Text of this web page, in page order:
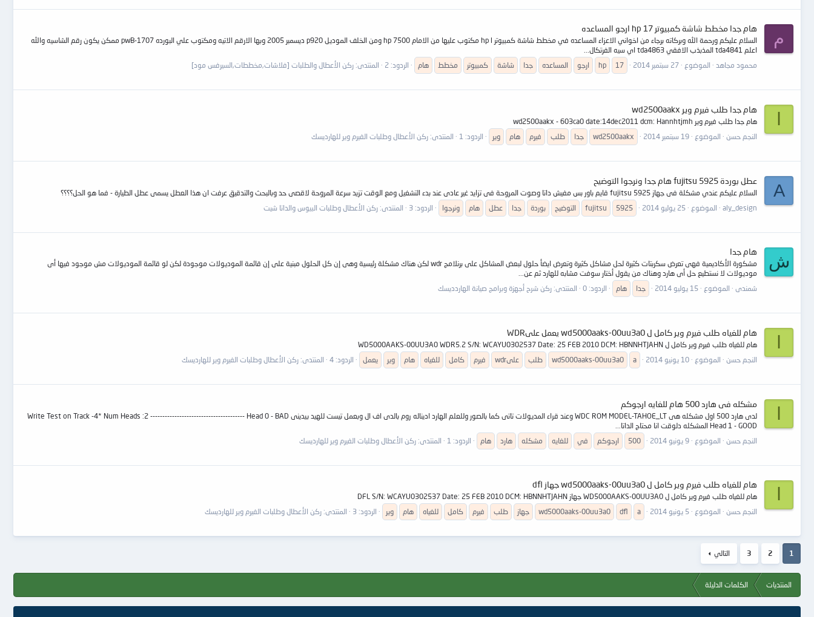
م
هام جدا مخطط شاشة كمبيوتر hp 17 ارجو المساعده
السلام عليكم ورحمة الله وبركاته برجاء من اخواني الاعزاء المساعده في مخطط شاشة كمبيوتر hp l مكتوب عليها من الامام hp 7500 ومن الخلف الموديل p920 ديسمبر 2005 وبها الارقم الاتيه ومكتوب علي البورده pwB-1707 ممكن يكون رقم الشاسيه والله
اعلم tda4841 المذبذب الافقي tda4863 اي سيه الفرتكال...
محمود مجاهد
الموضوع 27 سبتمبر 2014 17
hp ارجو المساعده جدا شاشة كمبيوتر مخطط هام الردود: 2 المنتدى: ركن الأعطال والطلبات [فلاشات,مخططات,السيرفس مود]
هام جدا طلب فيرم وير wd2500aakx
هام جدا طلب فيرم وير wd2500aakx - 603ca0 date:14dec2011 dcm: Hannhtjmh
النجم حسن
الموضوع 19 سبتمبر 2014 wd2500aakx جدا طلب فيرم هام وير الردود: 1 المنتدى: ركن الأعطال وطلبات الفيرم وير للهارديسك
A
عطل بوردة fujitsu 5925 هام جدا ونرجوا التوضيح
السلام عليكم عندي مشكلة فى جهاز fujitsu 5925 قايم باور بس مفيش داتا وصوت المروحة فى تزايد غير عادى عند بدء التشغيل ومع الوقت تزيد سرعة المروحة لاقصى حد وبالبحث والتدقيق عرفت ان هذا العطل يسمى عطل الطيارة - فما هو الحل؟؟؟؟
aly_design
الموضوع 25 يوليو 2014 5925
fujitsu التوضيح بوردة جدا عطل هام ونرجوا الردود: 3 المنتدى: ركن الأعطال وطلبات البيوس والداتا شيت
ش
هام جدا
مشكورة الأكاديمية فهى تعرض سكربتات كثيرة لحل مشاكل كثيرة وتعرض ايضأ حلول لبعض المشاكل على برنلامج wdr لكن هناك مشكلة رئيسية وهى إن كل الحلول مبنية على إن قائمة الموديولات موجودة لكن لو قائمة الموديولات مش موجود فيها أى
موديولات لا نستطيع حل أى هارد وهناك من يقول أختار سوفت مشابه للهارد ثم عن...
شمندى
الموضوع 15 يوليو 2014 جدا هام الردود: 0 المنتدى: ركن شرح أجهزة وبرامج صيانة الهاردديسك
هام للغياه طلب فيرم وير كامل ل wd5000aaks-00uu3a0 يعمل علىWDR
هام للغياه طلب فيرم وير كامل ل WD5000AAKS-00UU3A0 WDR5.2 S/N: WCAYU0302537 Date: 25 FEB 2010 DCM: HBNNHTJAHN
النجم حسن
الموضوع 10 يونيو 2014 a
wd5000aaks-00uu3a0 طلب علىwdr فيرم كامل للغياه هام وير يعمل الردود: 4 المنتدى: ركن الأعطال وطلبات الفيرم وير للهارديسك
مشكله فى هارد 500 هام للغايه ارجوكم
لدى هارد 500 اول مشكله هى WDC ROM MODEL-TAHOE_LT وعند قراء المديولات تاتى كما بالصور وللعلم الهارد اديناله روم بالدى اف ال وبعمل تيست للهيد بيدينى Write Test on Track -4* Num Heads :2 --------------------------------------- Head 0 - BAD
Head 1 - GOOD المشكله دلوقت انا محتاج الداتا...
النجم حسن
الموضوع 9 يونيو 2014 500 ارجوكم في للغايه مشكله هارد هام الردود: 1 المنتدى: ركن الأعطال وطلبات الفيرم وير للهارديسك
هام للغياه طلب فيرم وير كامل ل wd5000aaks-00uu3a0 جهاز dfl
هام للغياه طلب فيرم وير كامل ل WD5000AAKS-00UU3A0 جهاز DFL S/N: WCAYU0302537 Date: 25 FEB 2010 DCM: HBNNHTJAHN
النجم حسن
الموضوع 5 يونيو 2014 a
dfl
wd5000aaks-00uu3a0 جهاز طلب فيرم كامل للغياه هام وير الردود: 3 المنتدى: ركن الأعطال وطلبات الفيرم وير للهارديسك
1
2
3 التالي
المنتديات الكلمات الدليلة